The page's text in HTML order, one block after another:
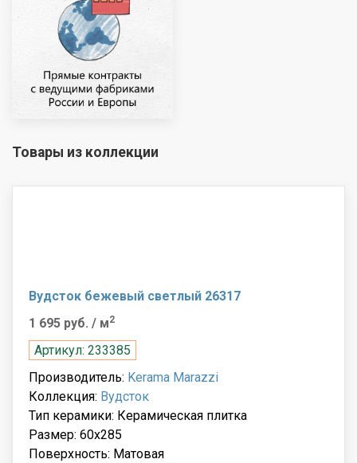
Товары из коллекции
Вудсток бежевый светлый 26317
1 695 руб. / м2
Артикул: 233385
Производитель: Kerama Marazzi
Коллекция: Вудсток
Тип керамики: Керамическая плитка
Размер: 60x285
Поверхность: Матовая